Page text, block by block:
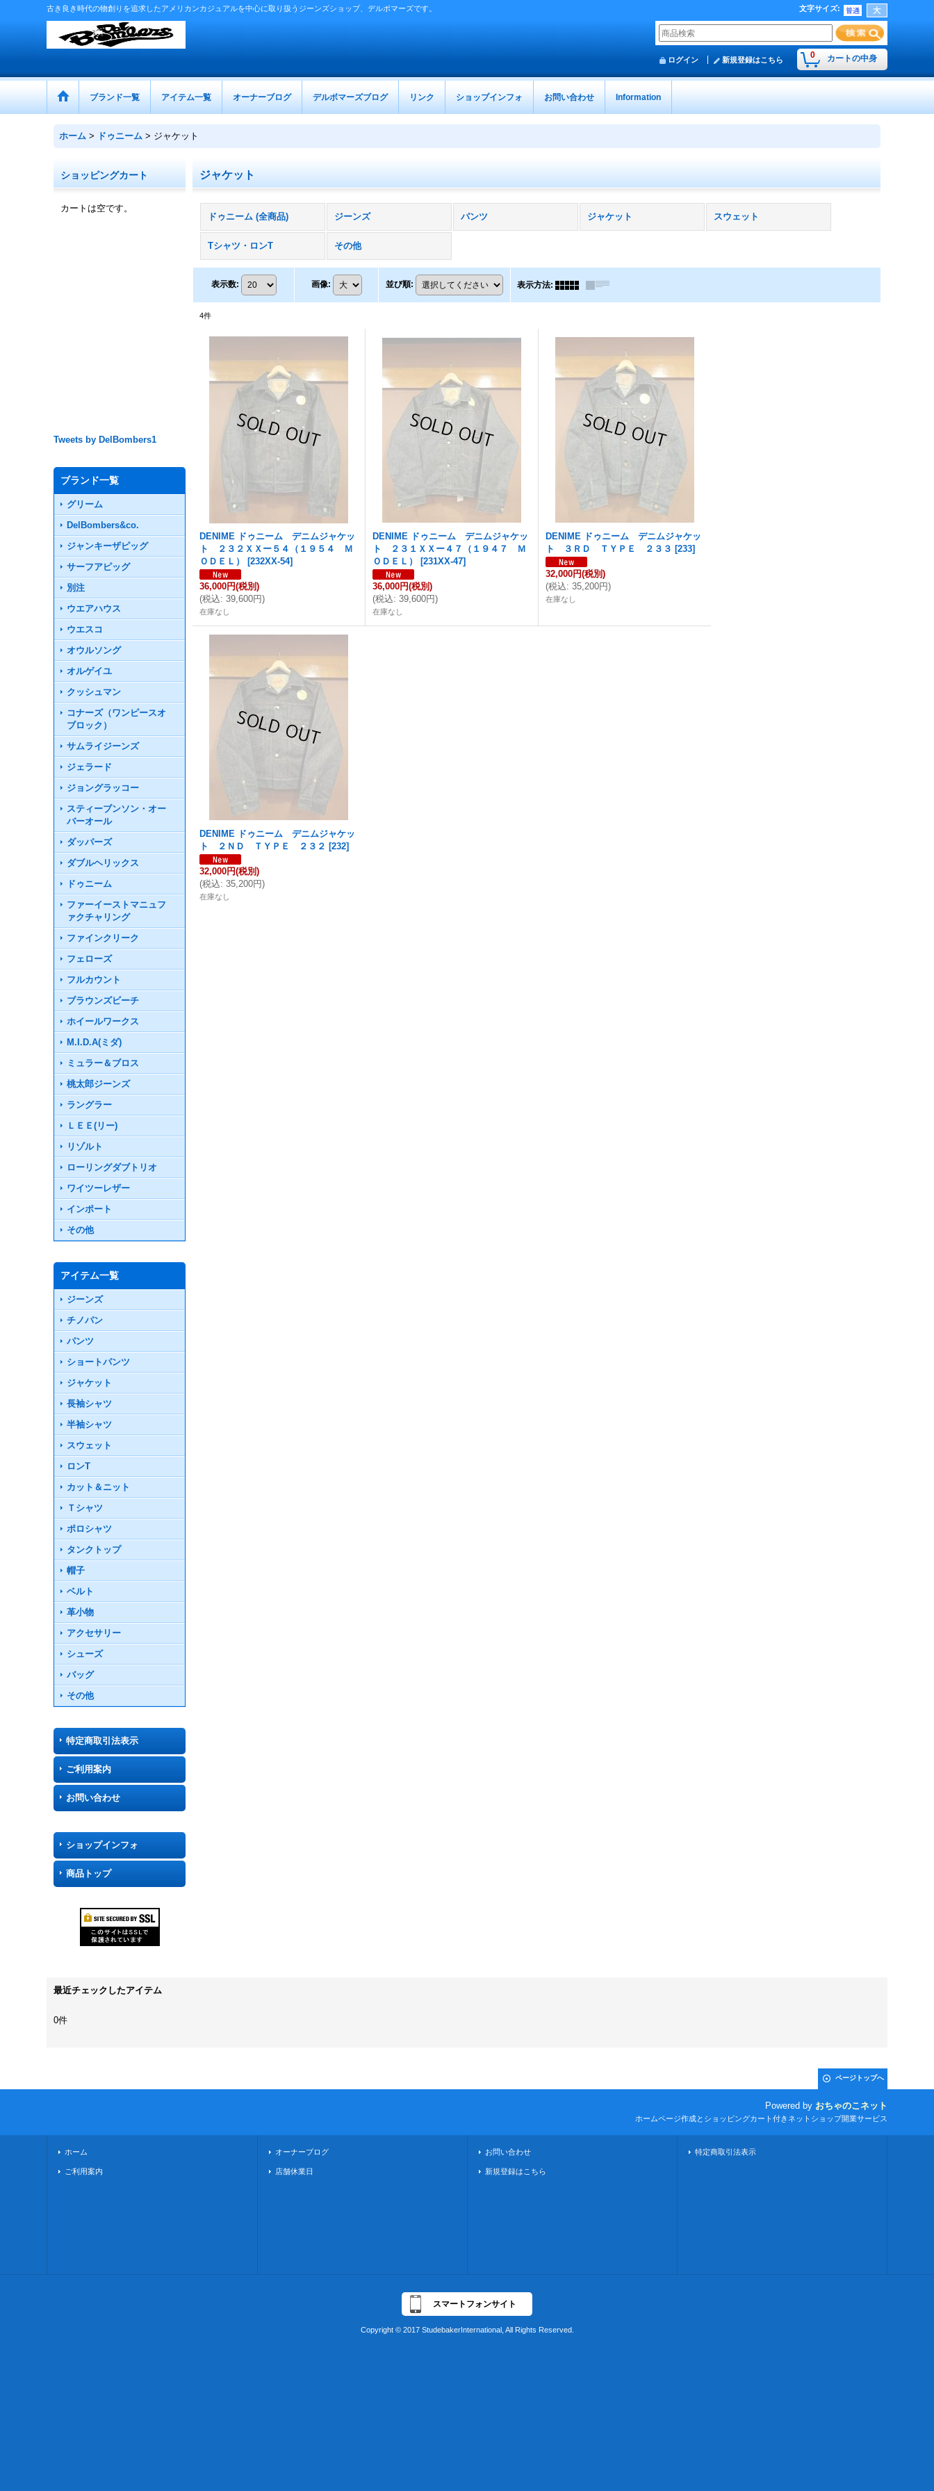
古き良き時代の物創りを追求したアメリカンカジュアルを中心に取り扱うジーンズショップ、デルボマーズです。 文字サイズ:
0 カートの中身
ログイン 新規登録はこちら
ブランド一覧 アイテム一覧 オーナーブログ デルボマーズブログ リンク ショップインフォ お問い合わせ Information
ホーム > ドゥニーム > ジャケット
ショッピングカート
カートは空です。
Tweets by DelBombers1
ブランド一覧
グリーム
DelBombers&co.
ジャンキーザピッグ
サーフアピッグ
別注
ウエアハウス
ウエスコ
オウルソング
オルゲイユ
クッシュマン
コナーズ（ワンピースオ
ブロック）
サムライジーンズ
ジェラード
ジョングラッコー
スティーブンソン・オー
バーオール
ダッパーズ
ダブルヘリックス
ドゥニーム
ファーイーストマニュフ
ァクチャリング
ファインクリーク
フェローズ
フルカウント
ブラウンズビーチ
ホイールワークス
M.I.D.A(ミダ)
ミュラー＆ブロス
桃太郎ジーンズ
ラングラー
ＬＥＥ(リー)
リゾルト
ローリングダブトリオ
ワイツーレザー
インポート
その他
アイテム一覧
ジーンズ
チノパン
パンツ
ショートパンツ
ジャケット
長袖シャツ
半袖シャツ
スウェット
ロンT
カット＆ニット
Ｔシャツ
ポロシャツ
タンクトップ
帽子
ベルト
革小物
アクセサリー
シューズ
バッグ
その他
特定商取引法表示
ご利用案内
お問い合わせ
ショップインフォ
商品トップ
ジャケット
ドゥニーム (全商品) ジーンズ パンツ ジャケット スウェット
Tシャツ・ロンT その他
表示数: 画像: 並び順: 表示方法:
4件
DENIME ドゥニーム デニムジャケッ
ト ２３２ＸＸー５４（１９５４ Ｍ
ＯＤＥＬ）
[232XX-54]
36,000円(税別)
(税込: 39,600円)
在庫なし
DENIME ドゥニーム デニムジャケッ
ト ２３１ＸＸー４７（１９４７ Ｍ
ＯＤＥＬ）
[231XX-47]
36,000円(税別)
(税込: 39,600円)
在庫なし
DENIME ドゥニーム デニムジャケッ
ト ３ＲＤ ＴＹＰＥ ２３３ [233]
32,000円(税別)
(税込: 35,200円)
在庫なし
DENIME ドゥニーム デニムジャケッ
ト ２ＮＤ ＴＹＰＥ ２３２ [232]
32,000円(税別)
(税込: 35,200円)
在庫なし
最近チェックしたアイテム
0件
ページトップへ
Powered by おちゃのこネット
ホームページ作成とショッピングカート付きネットショップ開業サービス
ホーム
ご利用案内
オーナーブログ
店舗休業日
お問い合わせ
新規登録はこちら
特定商取引法表示
スマートフォンサイト
Copyright © 2017 StudebakerInternational, All Rights Reserved.